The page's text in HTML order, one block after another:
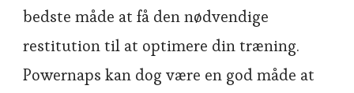
bedste måde at få den nødvendige
restitution til at optimere din træning.
Powernaps kan dog være en god måde at